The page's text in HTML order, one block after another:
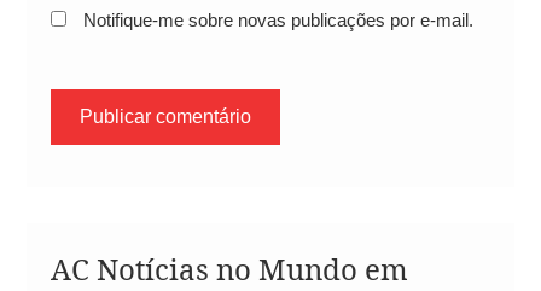
Notifique-me sobre novas publicações por e-mail.
AC Notícias no Mundo em